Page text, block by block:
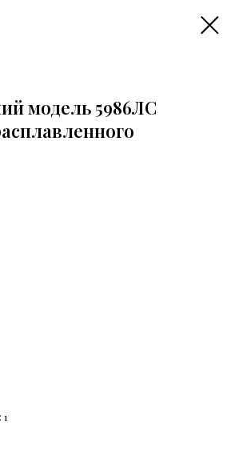
модель 5986ЛС
1